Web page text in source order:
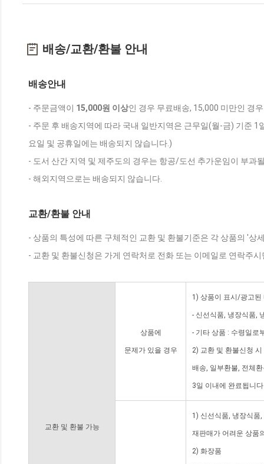
배송/교환/환불 안내
배송안내
- 주문금액이 15,000원 이상인 경우 무료배송, 15,000 미만인 경
- 주문 후 배송지역에 따라 국내 일반지역은 근무일(월-금) 기준
요일 및 공휴일에는 배송되지 않습니다.)
- 도서 산간 지역 및 제주도의 경우는 항공/도선 추가운임이 부과
- 해외지역으로는 배송되지 않습니다.
교환/환불 안내
- 상품의 특성에 따른 구체적인 교환 및 환불기준은 각 상품의 '상
- 교환 및 환불신청은 가게 연락처로 전화 또는 이메일로 연락주
교환 및 환불 가능
상품에
문제가 있을 경우
1) 상품이 표시/광고된
- 신선식품, 냉장식품,
- 기타 상품 : 수령일로
2) 교환 및 환불신청
배송, 일부환불, 전체
3일 이내에 완료됩니
1) 신선식품, 냉장식품
재판매가 어려운 상품
2) 화장품